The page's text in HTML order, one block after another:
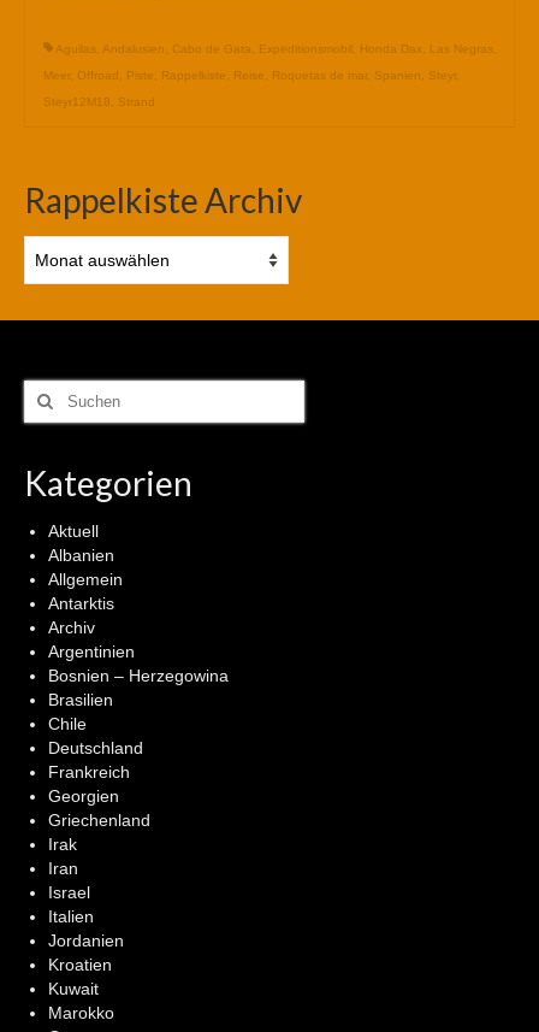
Aguilas Andalusien Cabo de Gata Expeditionsmobil Honda Dax Las Negras
Meer, Offroad Piste Rappelkiste Reise Roquetas de mar, Spanien Steyr,
Steyr12M18
Strand
Rappelkiste Archiv
Archiv
Suchen
nach:
Kategorien
Aktuell
Albanien
Allgemein
Antarktis
Archiv
Argentinien
Bosnien – Herzegowina
Brasilien
Chile
Deutschland
Frankreich
Georgien
Griechenland
Irak
Iran
Israel
Italien
Jordanien
Kroatien
Kuwait
Marokko